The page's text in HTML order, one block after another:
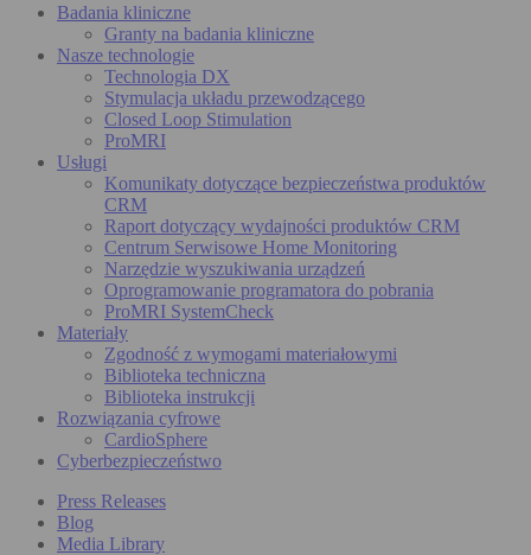
Badania kliniczne
Granty na badania kliniczne
Nasze technologie
Technologia DX
Stymulacja układu przewodzącego
Closed Loop Stimulation
ProMRI
Usługi
Komunikaty dotyczące bezpieczeństwa produktów
CRM
Raport dotyczący wydajności produktów CRM
Centrum Serwisowe Home Monitoring
Narzędzie wyszukiwania urządzeń
Oprogramowanie programatora do pobrania
ProMRI SystemCheck
Materiały
Zgodność z wymogami materiałowymi
Biblioteka techniczna
Biblioteka instrukcji
Rozwiązania cyfrowe
CardioSphere
Cyberbezpieczeństwo
Press Releases
Blog
Media Library